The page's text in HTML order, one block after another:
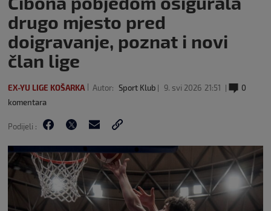
drugo mjesto pred
doigravanje, poznat i novi
član lige
EX-YU LIGE KOŠARKA Autor: Sport Klub 9. svi 2026 21:51
0
komentara
Podijeli :